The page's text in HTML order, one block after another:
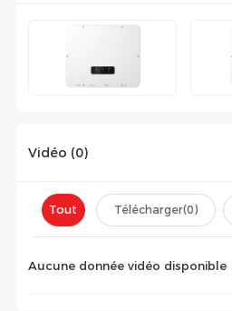
Vidéo (0)
Tout Télécharger(0)
Aucune donnée vidéo disponible